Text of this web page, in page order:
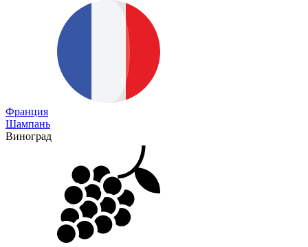
Франция
Шампань
Виноград